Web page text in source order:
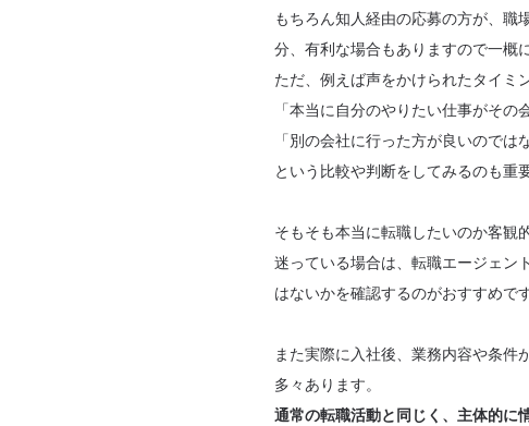
もちろん知人経由の応募の方が、職
分、有利な場合もありますので一概
ただ、例えば声をかけられたタイミ
「本当に自分のやりたい仕事がその
「別の会社に行った方が良いのでは
という比較や判断をしてみるのも重
そもそも本当に転職したいのか客観
迷っている場合は、転職エージェン
はないかを確認するのがおすすめです
また実際に入社後、業務内容や条件
多々あります。
通常の転職活動と同じく、主体的に